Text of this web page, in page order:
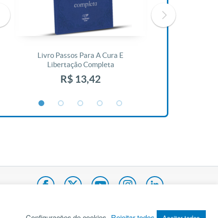
Livro Passos Para A Cura E
Libertação Completa
R$ 13,42